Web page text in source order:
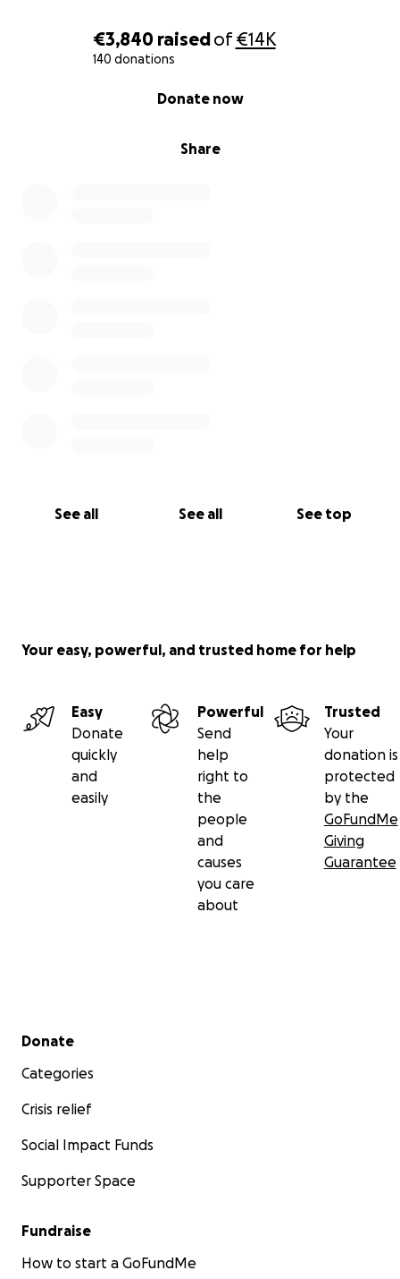
€3,840 raisedof€14K
140 donations
Share
Donate now
See all See all See top
Your easy, powerful, and trusted home for help
Easy
Donate
quickly
and
easily
Powerful
Send
help
right to
the
people
and
causes
you care
about
Trusted
Your
donation is
protected
by the
GoFundMe
Giving
Guarantee
Secondary menu
Donate
Categories
Crisis relief
Social Impact Funds
Supporter Space
Fundraise
How to start a GoFundMe